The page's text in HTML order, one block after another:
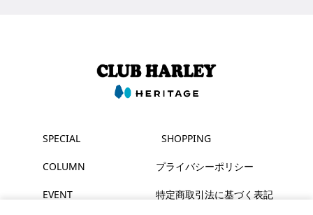
SPECIAL
COLUMN
EVENT
SHOPPING
プライバシーポリシー
特定商取引法に基づく表記